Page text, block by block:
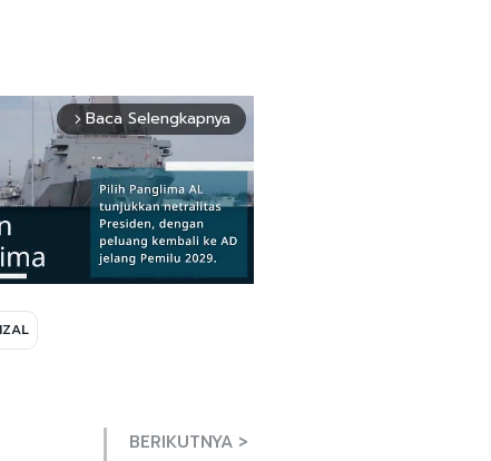
arrow_forward_ios Baca Selengkapnya
BERIKUTNYA >